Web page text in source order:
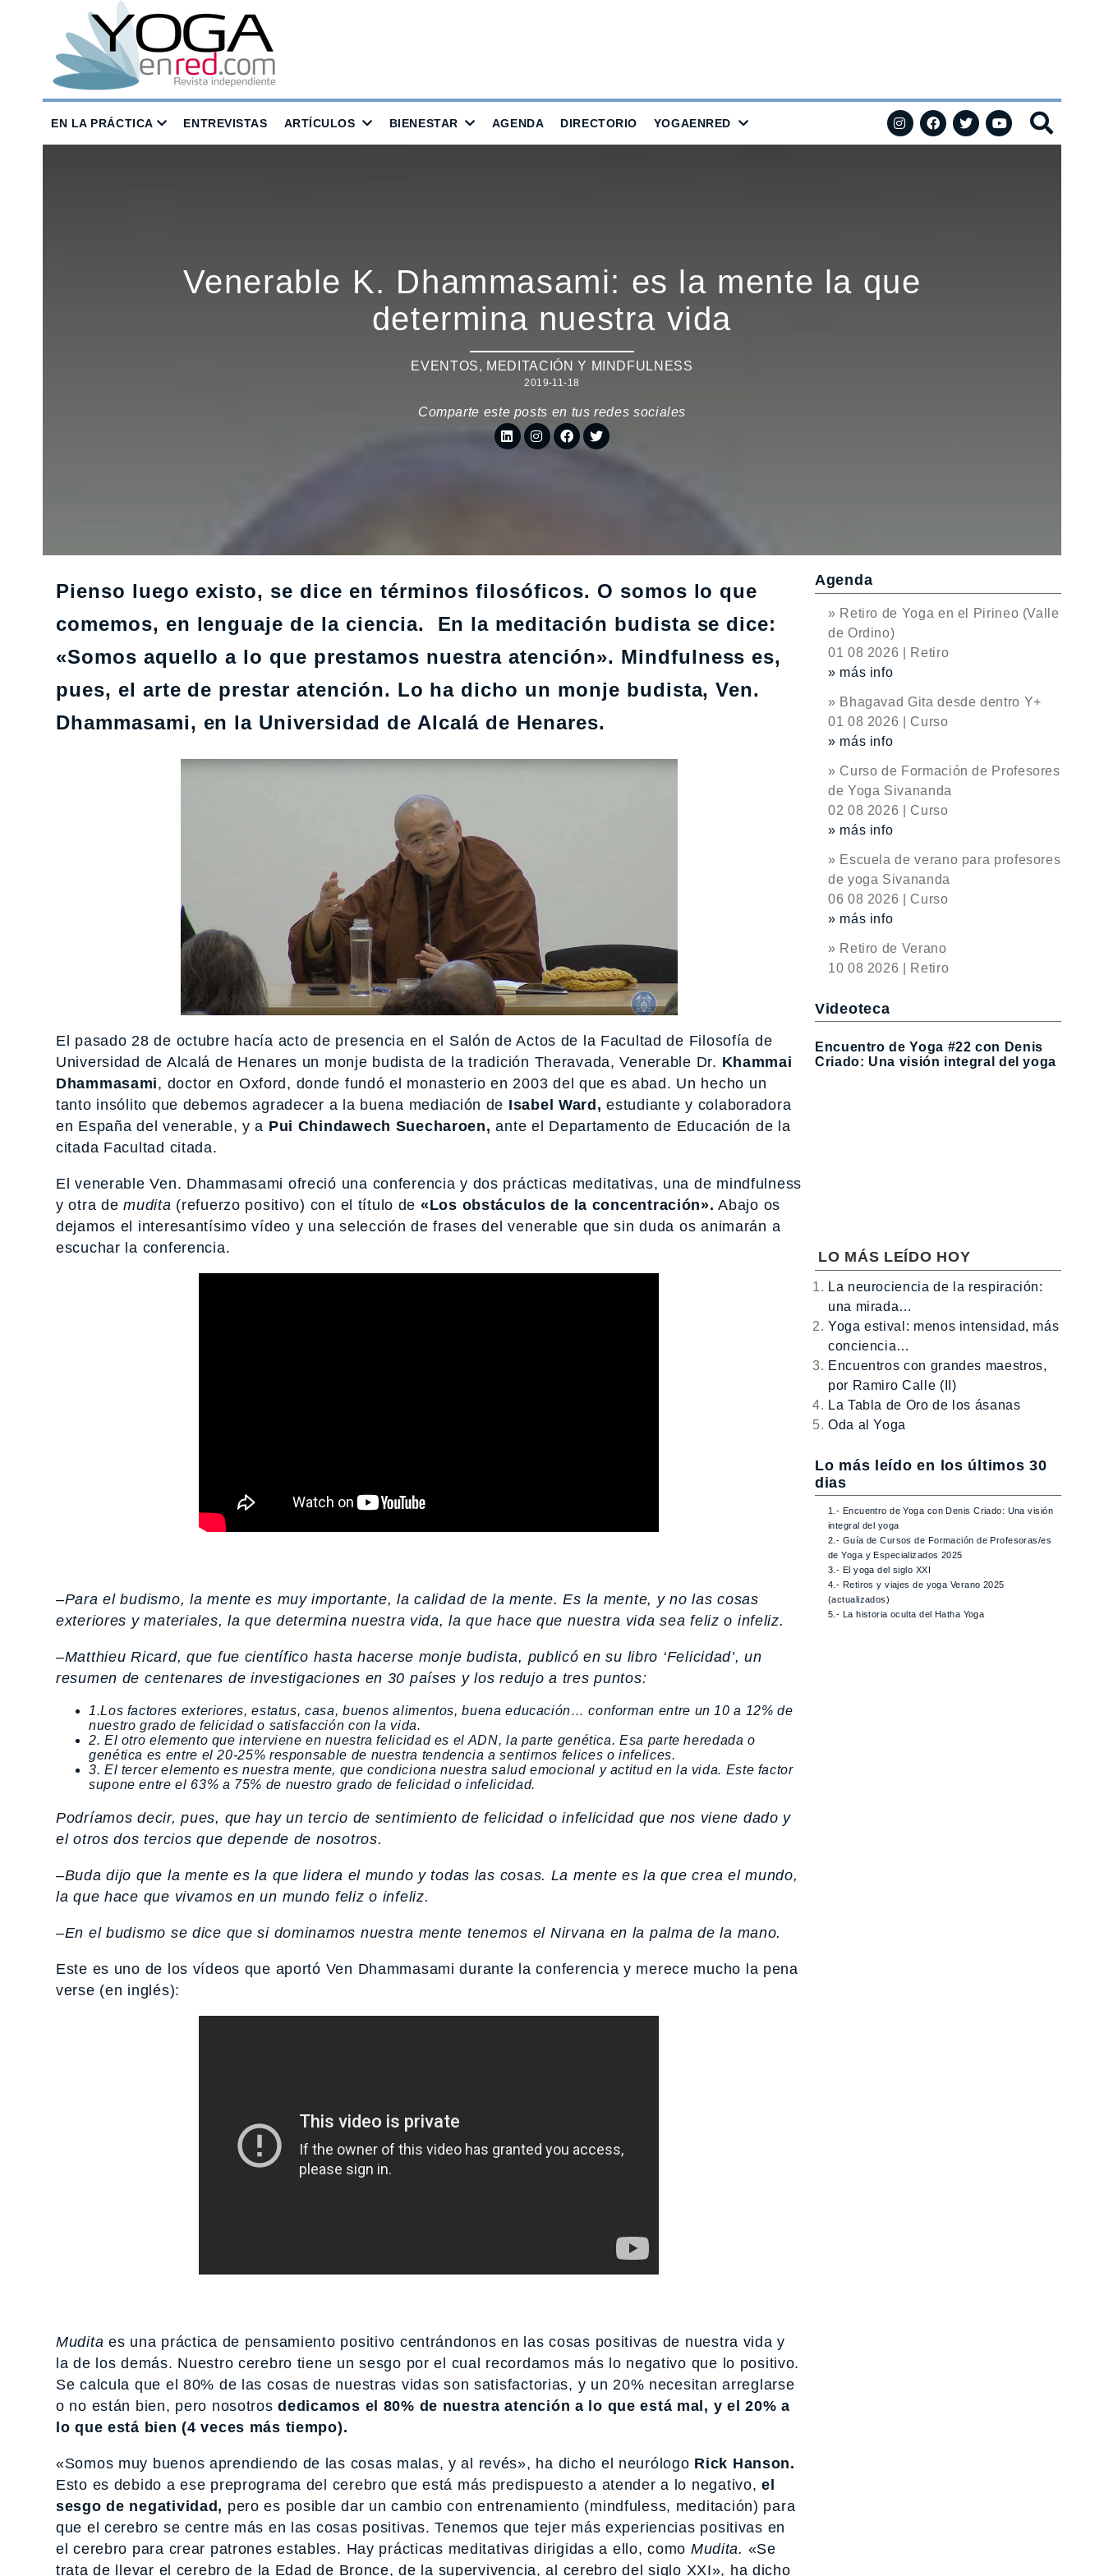
EN LA PRÁCTICA ENTREVISTAS ARTÍCULOS BIENESTAR AGENDA DIRECTORIO YOGAENRED
Venerable K. Dhammasami: es la mente la que
determina nuestra vida
EVENTOS, MEDITACIÓN Y MINDFULNESS
2019-11-18
Comparte este posts en tus redes sociales
Pienso luego existo, se dice en términos filosóficos. O somos lo que
comemos, en lenguaje de la ciencia. En la meditación budista se dice:
«Somos aquello a lo que prestamos nuestra atención». Mindfulness es,
pues, el arte de prestar atención. Lo ha dicho un monje budista, Ven.
Dhammasami, en la Universidad de Alcalá de Henares.
El pasado 28 de octubre hacía acto de presencia en el Salón de Actos de la Facultad de Filosofía de
Universidad de Alcalá de Henares un monje budista de la tradición Theravada, Venerable Dr. Khammai
Dhammasami, doctor en Oxford, donde fundó el monasterio en 2003 del que es abad. Un hecho un
tanto insólito que debemos agradecer a la buena mediación de Isabel Ward, estudiante y colaboradora
en España del venerable, y a Pui Chindawech Suecharoen, ante el Departamento de Educación de la
citada Facultad citada.
El venerable Ven. Dhammasami ofreció una conferencia y dos prácticas meditativas, una de mindfulness
y otra demudita (refuerzo positivo) con el título de «Los obstáculos de la concentración». Abajo os
dejamos el interesantísimo vídeo y una selección de frases del venerable que sin duda os animarán a
escuchar la conferencia.
–Para el budismo, la mente es muy importante, la calidad de la mente. Es la mente, y no las cosas
exteriores y materiales, la que determina nuestra vida, la que hace que nuestra vida sea feliz o infeliz.
–Matthieu Ricard, que fue científico hasta hacerse monje budista, publicó en su libro ‘Felicidad’, un
resumen de centenares de investigaciones en 30 países y los redujo a tres puntos:
1.Los factores exteriores, estatus, casa, buenos alimentos, buena educación… conforman entre un 10 a 12% de
nuestro grado de felicidad o satisfacción con la vida.
2. El otro elemento que interviene en nuestra felicidad es el ADN, la parte genética. Esa parte heredada o
genética es entre el 20-25% responsable de nuestra tendencia a sentirnos felices o infelices.
3. El tercer elemento es nuestra mente, que condiciona nuestra salud emocional y actitud en la vida. Este factor
supone entre el 63% a 75% de nuestro grado de felicidad o infelicidad.
Podríamos decir, pues, que hay un tercio de sentimiento de felicidad o infelicidad que nos viene dado y
el otros dos tercios que depende de nosotros.
–Buda dijo que la mente es la que lidera el mundo y todas las cosas. La mente es la que crea el mundo,
la que hace que vivamos en un mundo feliz o infeliz.
–En el budismo se dice que si dominamos nuestra mente tenemos el Nirvana en la palma de la mano.
Este es uno de los vídeos que aportó Ven Dhammasami durante la conferencia y merece mucho la pena
verse (en inglés):
Mudita es una práctica de pensamiento positivo centrándonos en las cosas positivas de nuestra vida y
la de los demás. Nuestro cerebro tiene un sesgo por el cual recordamos más lo negativo que lo positivo.
Se calcula que el 80% de las cosas de nuestras vidas son satisfactorias, y un 20% necesitan arreglarse
o no están bien, pero nosotrosdedicamos el 80% de nuestra atención a lo que está mal, y el 20% a
lo que está bien (4 veces más tiempo).
«Somos muy buenos aprendiendo de las cosas malas, y al revés», ha dicho el neurólogo Rick Hanson.
Esto es debido a ese preprograma del cerebro que está más predispuesto a atender a lo negativo, el
sesgo de negatividad, pero es posible dar un cambio con entrenamiento (mindfuless, meditación) para
que el cerebro se centre más en las cosas positivas. Tenemos que tejer más experiencias positivas en
el cerebro para crear patrones estables. Hay prácticas meditativas dirigidas a ello, como Mudita. «Se
trata de llevar el cerebro de la Edad de Bronce, de la supervivencia, al cerebro del siglo XXI», ha dicho
Agenda
» Retiro de Yoga en el Pirineo (Valle
de Ordino)
01 08 2026 | Retiro
» más info
» Bhagavad Gita desde dentro Y+
01 08 2026 | Curso
» más info
» Curso de Formación de Profesores
de Yoga Sivananda
02 08 2026 | Curso
» más info
» Escuela de verano para profesores
de yoga Sivananda
06 08 2026 | Curso
» más info
» Retiro de Verano
10 08 2026 | Retiro
Videoteca
Encuentro de Yoga #22 con Denis
Criado: Una visión integral del yoga
LO MÁS LEÍDO HOY
La neurociencia de la respiración:
una mirada…
Yoga estival: menos intensidad, más
conciencia…
Encuentros con grandes maestros,
por Ramiro Calle (II)
La Tabla de Oro de los ásanas
Oda al Yoga
Lo más leído en los últimos 30
dias
1.- Encuentro de Yoga con Denis Criado: Una visión
integral del yoga
2.- Guía de Cursos de Formación de Profesoras/es
de Yoga y Especializados 2025
3.- El yoga del siglo XXI
4.- Retiros y viajes de yoga Verano 2025
(actualizados)
5.- La historia oculta del Hatha Yoga